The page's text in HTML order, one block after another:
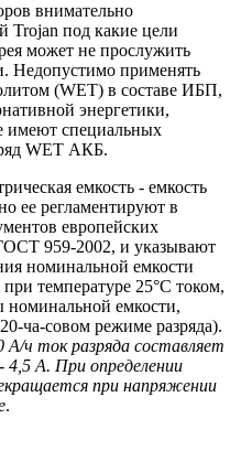
внимательно
Trojan под какие цели
может не прослужить
Недопустимо применять
(WET) в составе ИБП,
энергетики,
имеют специальных
WET АКБ.
емкость - емкость
ее регламентируют в
европейских
959-2002, и указывают
номинальной емкости
температуре 25°С током,
емкости,
ча-совом режиме разряда).
ч ток разряда составляет
А. При определении
при напряжении
.